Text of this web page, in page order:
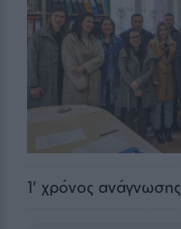
1' χρόνος ανάγνωσης